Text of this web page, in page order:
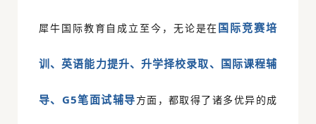
犀牛国际教育自成立至今，无论是在国际竞赛培
训、英语能力提升、升学择校录取、国际课程辅
导、G5笔面试辅导方面，都取得了诸多优异的成